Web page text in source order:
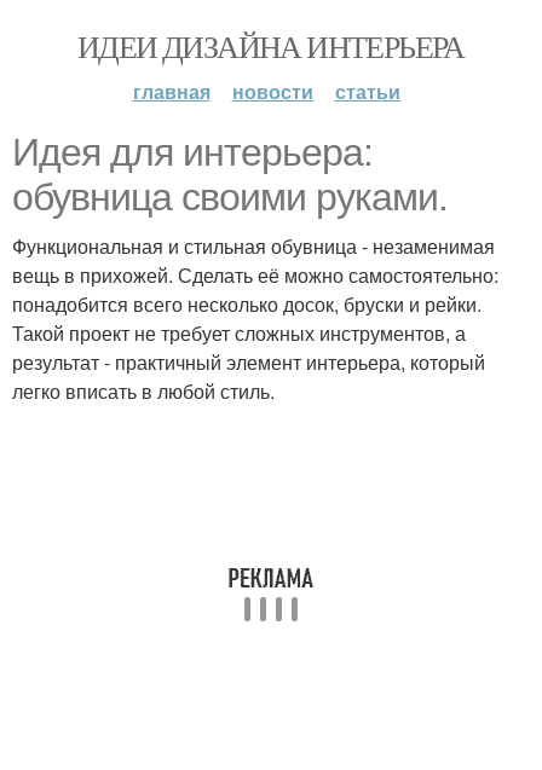
ИДЕИ ДИЗАЙНА ИНТЕРЬЕРА
главная новости статьи
Идея для интерьера:
обувница своими руками.
Функциональная и стильная обувница - незаменимая
вещь в прихожей. Сделать её можно самостоятельно:
понадобится всего несколько досок, бруски и рейки.
Такой проект не требует сложных инструментов, а
результат - практичный элемент интерьера, который
легко вписать в любой стиль.